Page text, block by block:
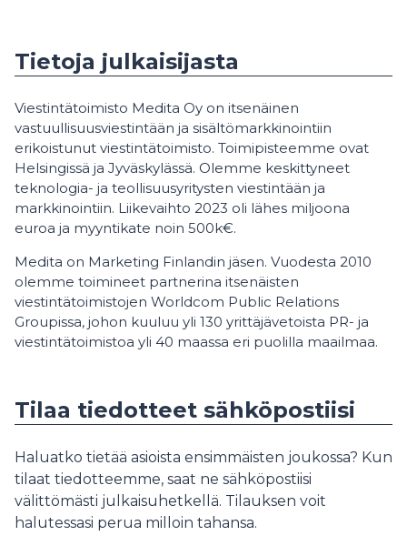
Tietoja julkaisijasta
Viestintätoimisto Medita Oy on itsenäinen
vastuullisuusviestintään ja sisältömarkkinointiin
erikoistunut viestintätoimisto. Toimipisteemme ovat
Helsingissä ja Jyväskylässä. Olemme keskittyneet
teknologia- ja teollisuusyritysten viestintään ja
markkinointiin. Liikevaihto 2023 oli lähes miljoona
euroa ja myyntikate noin 500k€.
Medita on Marketing Finlandin jäsen. Vuodesta 2010
olemme toimineet partnerina itsenäisten
viestintätoimistojen Worldcom Public Relations
Groupissa, johon kuuluu yli 130 yrittäjävetoista PR- ja
viestintätoimistoa yli 40 maassa eri puolilla maailmaa.
Tilaa tiedotteet sähköpostiisi
Haluatko tietää asioista ensimmäisten joukossa? Kun
tilaat tiedotteemme, saat ne sähköpostiisi
välittömästi julkaisuhetkellä. Tilauksen voit
halutessasi perua milloin tahansa.